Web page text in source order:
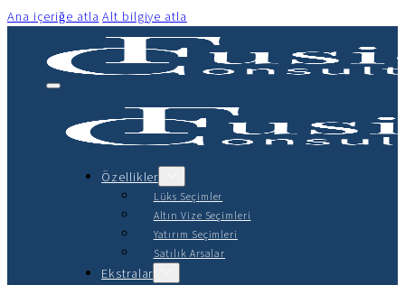
Ana içeriğe atla Alt bilgiye atla
Özellikler
Lüks Seçimler
Altın Vize Seçimleri
Yatırım Seçimleri
Satılık Arsalar
Ekstralar